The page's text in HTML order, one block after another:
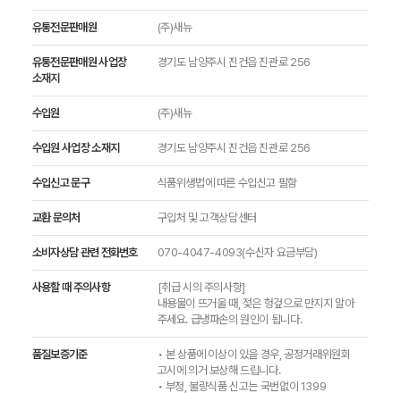
유통전문판매원 (주)새뉴
유통전문판매원 사업장
소재지
경기도 남양주시 진건읍 진관로 256
수입원 (주)새뉴
수입원 사업장 소재지 경기도 남양주시 진건읍 진관로 256
수입신고 문구 식품위생법에 따른 수입신고 필함
교환 문의처 구입처 및 고객상담센터
소비자상담 관련 전화번호 070-4047-4093(수신자 요금부담)
사용할 때 주의사항
[취급 시의 주의사항]
내용물이 뜨거울 때, 젖은 헝겊으로 만지지 말아
주세요. 급냉파손의 원인이 됩니다.
품질보증기준
• 본 상품에 이상이 있을 경우, 공정거래위원회
고시에 의거 보상해 드립니다.
• 부정, 불량식품 신고는 국번없이 1399